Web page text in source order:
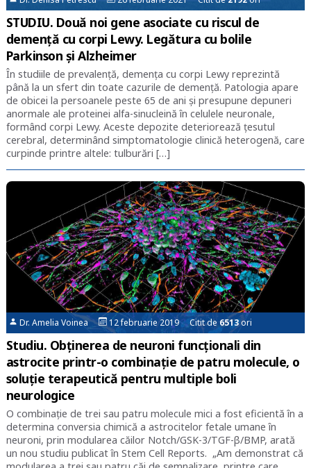
STUDIU. Două noi gene asociate cu riscul de
demență cu corpi Lewy. Legătura cu bolile
Parkinson și Alzheimer
În studiile de prevalență, demența cu corpi Lewy reprezintă
până la un sfert din toate cazurile de demență. Patologia apare
de obicei la persoanele peste 65 de ani și presupune depuneri
anormale ale proteinei alfa-sinucleină în celulele neuronale,
formând corpi Lewy. Aceste depozite deteriorează țesutul
cerebral, determinând simptomatologie clinică heterogenă, care
curpinde printre altele: tulburări […]
Dr. Amelia Voinea 12 februarie 2019 Citit de6513ori
Studiu. Obținerea de neuroni funcționali din
astrocite printr-o combinație de patru molecule, o
soluție terapeutică pentru multiple boli
neurologice
O combinație de trei sau patru molecule mici a fost eficientă în a
determina conversia chimică a astrocitelor fetale umane în
neuroni, prin modularea căilor Notch/GSK-3/TGF-β/BMP, arată
un nou studiu publicat în Stem Cell Reports. „Am demonstrat că